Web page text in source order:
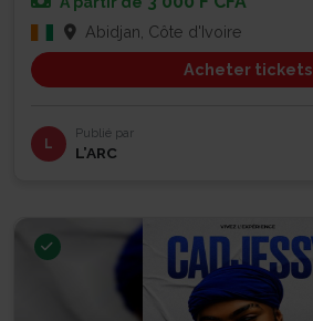
Abidjan, Côte d'Ivoire
Acheter tickets
L
Publié par
L’ARC